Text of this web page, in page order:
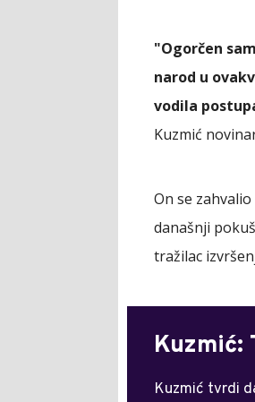
"Ogorčen
narod u
vodila
Kuzmić
On se
današnji
tražilac
Kuzmić:
Kuzmić tvrdi